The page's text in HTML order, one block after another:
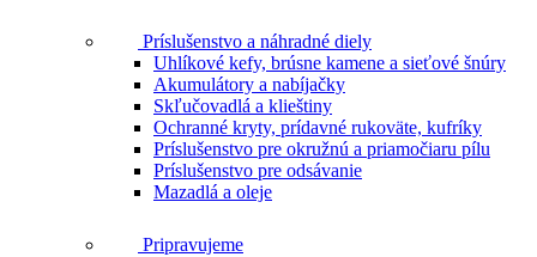
Príslušenstvo a náhradné diely
Uhlíkové kefy, brúsne kamene a sieťové šnúry
Akumulátory a nabíjačky
Skľučovadlá a klieštiny
Ochranné kryty, prídavné rukoväte, kufríky
Príslušenstvo pre okružnú a priamočiaru pílu
Príslušenstvo pre odsávanie
Mazadlá a oleje
Pripravujeme